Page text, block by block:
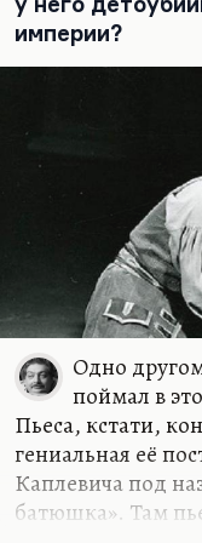
общежитии хоть
гостинице, или в
оценить той
Горенштейн
которые
и работают
отношения,
все время надо
на чью-то
империи?
Одно
поймал в
Пьеса, кстати,
гениальная её
Каплевича под
батюшка». Там